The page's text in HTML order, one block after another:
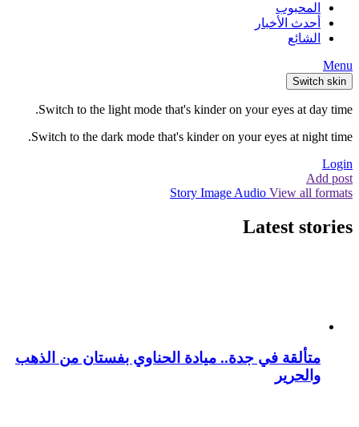
المحبوب
أحدث الأخبار
الشائع
Menu
Switch skin
Switch to the light mode that's kinder on your eyes at day time.
Switch to the dark mode that's kinder on your eyes at night time.
Login
Add post
Story Image Audio View all formats
Latest stories
متألقة في جدة.. ميادة الحناوي بفستان من الذهب
والحرير